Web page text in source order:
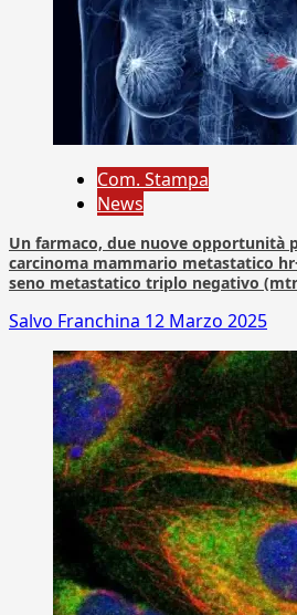
Com. Stampa
News
Un farmaco, due nuove opportunità
carcinoma mammario metastatico
seno metastatico triplo negativo
Salvo Franchina 12 Marzo 2025